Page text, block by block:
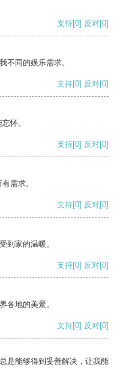
支持[0] 反对[0]
不同的娱乐需求。
支持[0] 反对[0]
怀。
支持[0] 反对[0]
需求。
支持[0] 反对[0]
到家的温暖。
支持[0] 反对[0]
各地的美景。
支持[0] 反对[0]
是能够得到妥善解决，让我能